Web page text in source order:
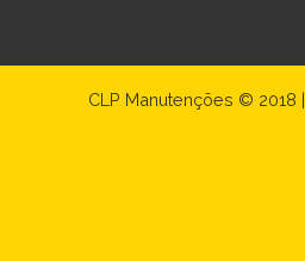
CLP Manutenções © 2018 |